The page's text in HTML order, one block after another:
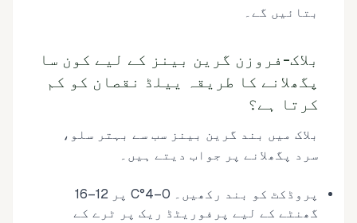
بتائیں گے۔
بلاک-فروزن گرین بینز کے لیے کون سا
پگھلانے کا طریقہ ییلڈ نقصان کو کم
کرتا ہے؟
بلاک میں بند گرین بینز سب سے بہتر سلو،
سرد پگھلانے پر جواب دیتے ہیں۔
پروڈکٹ کو بند رکھیں۔ 0–4°C پر 12–16
گھنٹے کے لیے پرفوریٹڈ ریک پر ٹرے کے